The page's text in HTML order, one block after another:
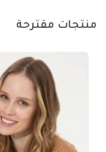
منتجات مقترحة